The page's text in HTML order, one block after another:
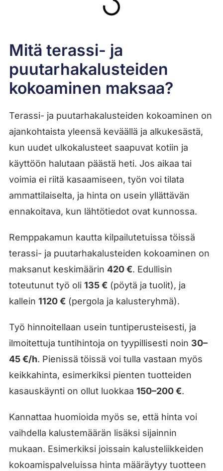
Mitä terassi- ja
puutarhakalusteiden
kokoaminen maksaa?
Terassi- ja puutarhakalusteiden kokoaminen on
ajankohtaista yleensä keväällä ja alkukesästä,
kun uudet ulkokalusteet saapuvat kotiin ja
käyttöön halutaan päästä heti. Jos aikaa tai
voimia ei riitä kasaamiseen, työn voi tilata
ammattilaiselta, ja hinta on usein yllättävän
ennakoitava, kun lähtötiedot ovat kunnossa.
Remppakamun kautta kilpailutetuissa töissä
terassi- ja puutarhakalusteiden kokoaminen on
maksanut keskimäärin 420 €. Edullisin
toteutunut työ oli 135 € (pöytä ja tuolit), ja
kallein 1120 € (pergola ja kalusteryhmä).
Työ hinnoitellaan usein tuntiperusteisesti, ja
ilmoitettuja tuntihintoja on tyypillisesti noin 30–
45 €/h. Pienissä töissä voi tulla vastaan myös
keikkahinta, esimerkiksi pienten tuotteiden
kasauskäynti on ollut luokkaa 150–200 €.
Kannattaa huomioida myös se, että hinta voi
vaihdella kalustemäärän lisäksi sijainnin
mukaan. Esimerkiksi joissain kalusteliikkeiden
kokoamispalveluissa hinta määräytyy tuotteen